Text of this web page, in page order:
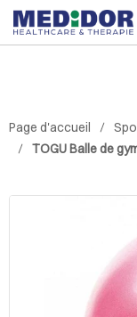
Page d'accueil
TOGU Balle de